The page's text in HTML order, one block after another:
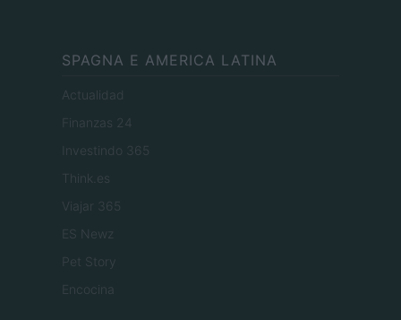
SPAGNA E AMERICA LATINA
Actualidad
Finanzas 24
Investindo 365
Think.es
Viajar 365
ES Newz
Pet Story
Encocina